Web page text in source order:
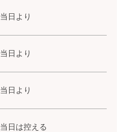
当日より
当日より
当日より
当日は控える